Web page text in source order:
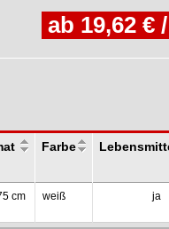
ab 19,62 €
Farbe
cm weiß ja